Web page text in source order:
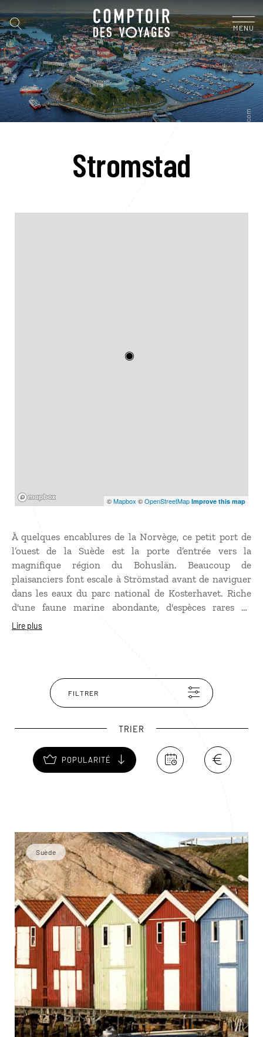
MENU
Stromstad
©Mapbox ©OpenStreetMap Improve this map
À quelques encablures de la Norvège, ce petit port de
l’ouest de la Suède est la porte d’entrée vers la
magnifique région du Bohuslän. Beaucoup de
plaisanciers font escale à Strömstad avant de naviguer
dans les eaux du parc national de Kosterhavet. Riche
d'une faune marine abondante, d'espèces rares de
coraux d'eaux froides et de splendides paysages marins
Lire plus
FILTRER
TRIER
POPULARITÉ
Suède